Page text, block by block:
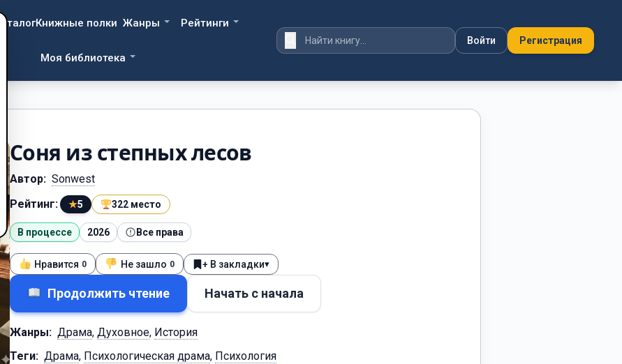
КаталогКнижные полки Жанры Рейтинги
Моя библиотека
Войти Регистрация
Cоня из степных лесов
Автор: Sonwest
Рейтинг:
★5 322 место
В процессе 2026 Все права
Нравится 0 Не зашло 0 + В закладки▾
Продолжить чтение Начать с начала
Жанры: Драма, Духовное, История
Теги: Драма, Психологическая драма, Психология